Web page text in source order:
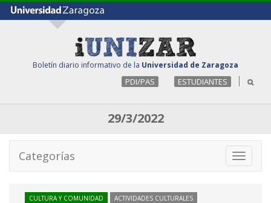
Boletín diario informativo de la Universidad de Zaragoza
PDI/PAS ESTUDIANTES
29/3/2022
Toggle
Categorías
CULTURA Y COMUNIDAD ACTIVIDADES CULTURALES